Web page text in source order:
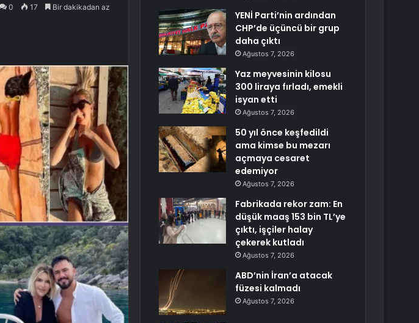
0 17 Bir dakikadan az
YENİ Parti’nin ardından
CHP’de üçüncü bir grup
daha çıktı
Ağustos 7, 2026
Yaz meyvesinin kilosu
300 liraya fırladı, emekli
isyan etti
Ağustos 7, 2026
50 yıl önce keşfedildi
ama kimse bu mezarı
açmaya cesaret
edemiyor
Ağustos 7, 2026
Fabrikada rekor zam: En
düşük maaş 153 bin TL’ye
çıktı, işçiler halay
çekerek kutladı
Ağustos 7, 2026
ABD’nin İran’a atacak
füzesi kalmadı
Ağustos 7, 2026